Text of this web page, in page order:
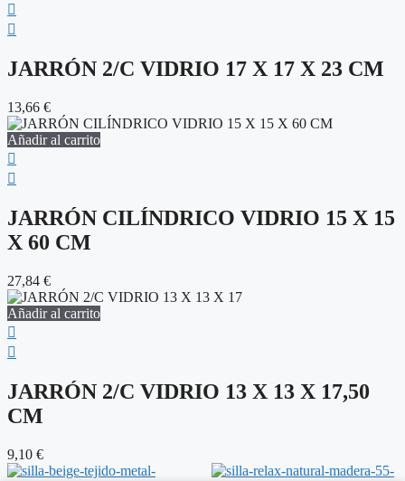
JARRÓN 2/C VIDRIO 17 X 17 X 23 CM
13,66 €
Añadir al carrito
JARRÓN CILÍNDRICO VIDRIO 15 X 15
X 60 CM
27,84 €
Añadir al carrito
JARRÓN 2/C VIDRIO 13 X 13 X 17,50
CM
9,10 €